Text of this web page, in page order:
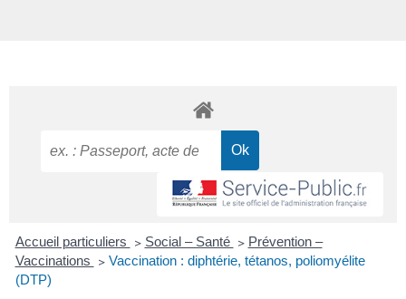
Accueil particuliers > Social – Santé > Prévention –
Vaccinations > Vaccination : diphtérie, tétanos, poliomyélite
(DTP)